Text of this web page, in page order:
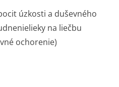
úzkosti a duševného
na liečbu
ochorenie)